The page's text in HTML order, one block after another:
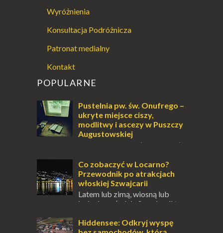
Wyróżnienia
Konsultacja Podróżnicza
Patronat medialny
Kontakt
POPULARNE
Pustelnia pw. św. Onufrego –
ukryte miejsce ciszy,
modlitwy i ascezy w Puszczy
Augustowskiej
Dla jednych to może wydawać
przetrwania lub romantycznym życiem. Dla
innych to nieustanne przebywanie z B...
Co zobaczyć w Locarno?
Przewodnik po atrakcjach
włoskiej Szwajcarii
Latem lub zimą, wiosną lub
jesienią, południe Szwajcarii to
odwiedzić. Moja zimowa podróż do
Hiddensee: Odkryj wyspę